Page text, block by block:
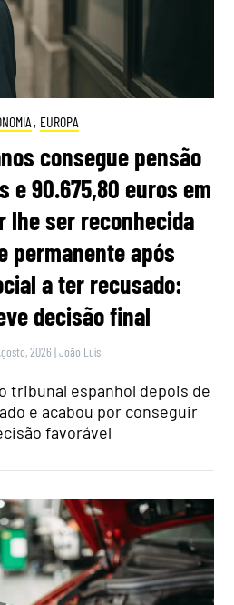
, EUROPA
consegue pensão
e 90.675,80 euros em
lhe ser reconhecida
permanente após
a ter recusado:
decisão final
2026 |João Luís
tribunal espanhol depois de
e acabou por conseguir
favorável